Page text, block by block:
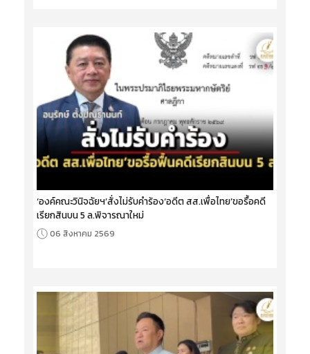
‘องค์คณะวินิจฉัยฯ’สั่งไม่รับคำร้อง‘อดีต สส.เพื่อไทย’ขอรื้อคดี
เรียกสินบน 5 ล.พิจารณาใหม่
06 สิงหาคม 2569